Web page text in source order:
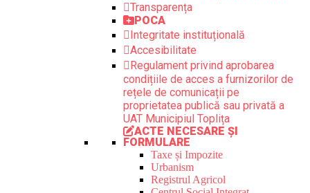
Transparența
POCA
Integritate instituțională
Accesibilitate
Regulament privind aprobarea
condițiile de acces a furnizorilor de
rețele de comunicații pe
proprietatea publică sau privată a
UAT Municipiul Toplița
ACTE NECESARE ȘI
FORMULARE
Taxe și Impozite
Urbanism
Registrul Agricol